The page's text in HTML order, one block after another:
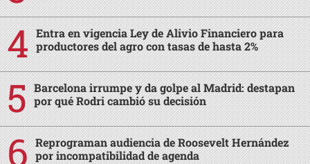
Entra en vigencia Ley de Alivio Financiero para
productores del agro con tasas de hasta 2%
Barcelona irrumpe y da golpe al Madrid: destapan
por qué Rodri cambió su decisión
Reprograman audiencia de Roosevelt Hernández
por incompatibilidad de agenda